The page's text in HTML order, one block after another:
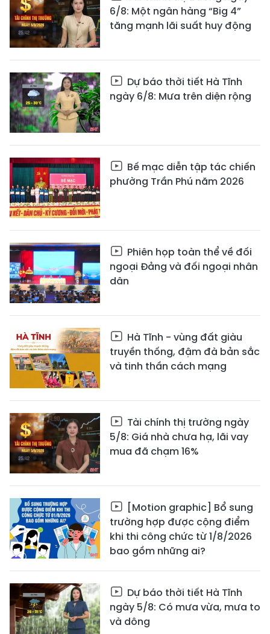
6/8: Một ngân hàng “Big 4”
tăng mạnh lãi suất huy động
Dự báo thời tiết Hà Tĩnh
ngày 6/8: Mưa trên diện rộng
Bế mạc diễn tập tác chiến
phường Trần Phú năm 2026
Phiên họp toàn thể về đối
ngoại Đảng và đối ngoại nhân
dân
Hà Tĩnh - vùng đất giàu
truyền thống, đậm đà bản sắc
và tinh thần cách mạng
Tài chính thị trường ngày
5/8: Giá nhà chưa hạ, lãi vay
mua đã chạm 16%
[Motion graphic] Bổ sung
trường hợp được cộng điểm
khi thi công chức từ 1/8/2026
bao gồm những ai?
Dự báo thời tiết Hà Tĩnh
ngày 5/8: Có mưa vừa, mưa to
và dông